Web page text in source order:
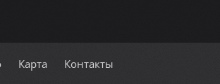
Карта Контакты